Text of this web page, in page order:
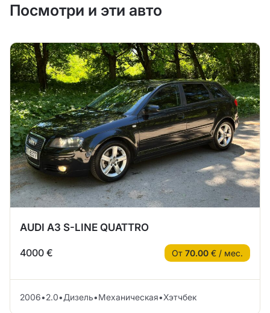
Посмотри и эти авто
AUDI A3 S-LINE QUATTRO
4000 € От 70.00 € / мес.
2006•2.0•Дизель•Механическая•Хэтчбек